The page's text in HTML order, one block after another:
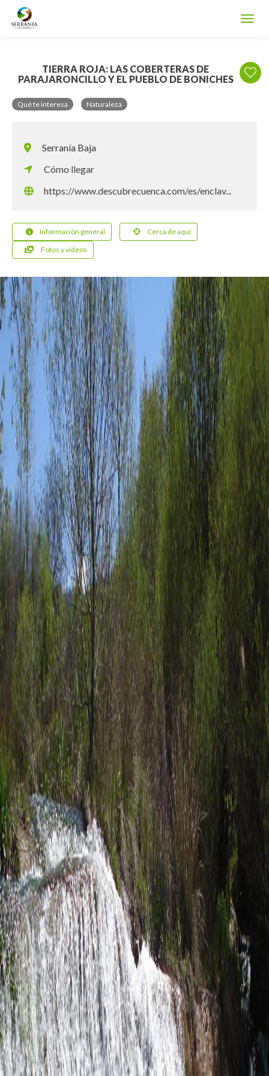
TIERRA ROJA: LAS COBERTERAS DE
PARAJARONCILLO Y EL PUEBLO DE BONICHES
Qué te interesa Naturaleza
Serranía Baja
Cómo llegar
https://www.descubrecuenca.com/es/enclav...
Información general
Cerca de aquí
Fotos y vídeos